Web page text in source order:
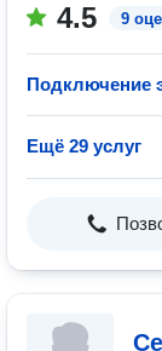
4.5 9
Подключение
Ещё 29 услуг